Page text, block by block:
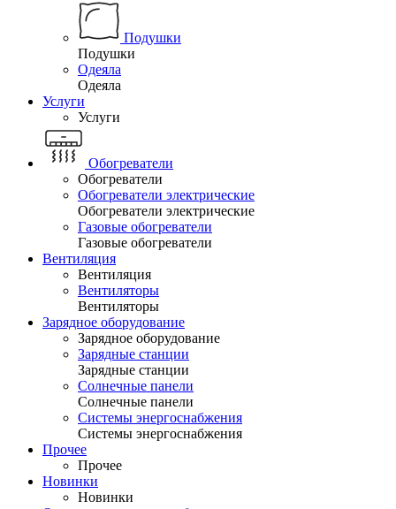
Подушки
Подушки
Одеяла
Одеяла
Услуги
Услуги
Обогреватели
Обогреватели
Обогреватели электрические
Обогреватели электрические
Газовые обогреватели
Газовые обогреватели
Вентиляция
Вентиляция
Вентиляторы
Вентиляторы
Зарядное оборудование
Зарядное оборудование
Зарядные станции
Зарядные станции
Солнечные панели
Солнечные панели
Системы энергоснабжения
Системы энергоснабжения
Прочее
Прочее
Новинки
Новинки